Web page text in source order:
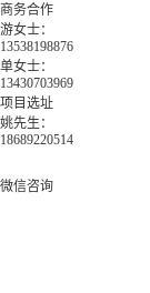
商务合作
游女士：
13538198876
单女士：
13430703969
项目选址
姚先生：
18689220514
微信咨询